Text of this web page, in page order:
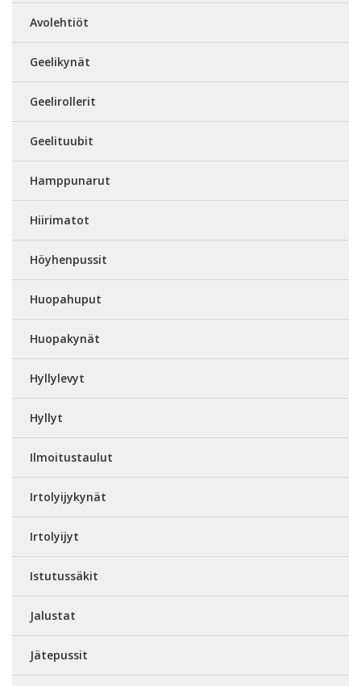
Avolehtiöt
Geelikynät
Geelirollerit
Geelituubit
Hamppunarut
Hiirimatot
Höyhenpussit
Huopahuput
Huopakynät
Hyllylevyt
Hyllyt
Ilmoitustaulut
Irtolyijykynät
Irtolyijyt
Istutussäkit
Jalustat
Jätepussit